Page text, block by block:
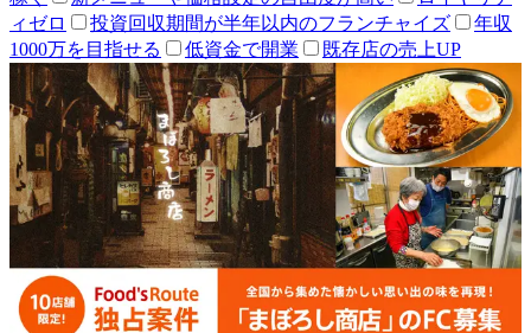
ィゼロ
投資回収期間が半年以内のフランチャイズ
年収
1000万を目指せる
低資金で開業 既存店の売上UP